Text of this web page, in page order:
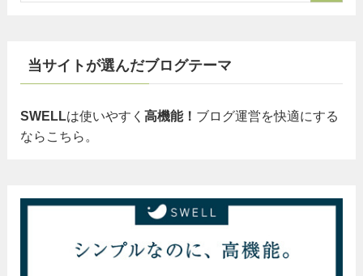
当サイトが選んだブログテーマ
SWELLは使いやすく 高機能！ ブログ運営を快適にする
ならこちら。